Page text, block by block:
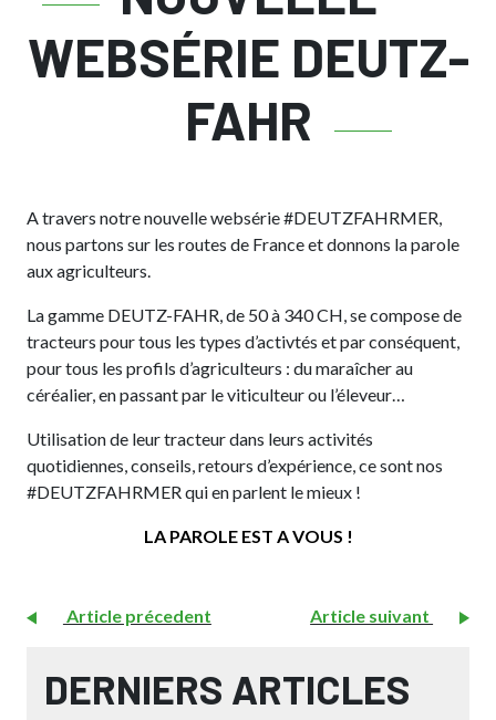
WEBSÉRIE DEUTZ-
FAHR
A travers notre nouvelle websérie #DEUTZFAHRMER,
nous partons sur les routes de France et donnons la parole
aux agriculteurs.
La gamme DEUTZ-FAHR, de 50 à 340 CH, se compose de
tracteurs pour tous les types d’activtés et par conséquent,
pour tous les profils d’agriculteurs : du maraîcher au
céréalier, en passant par le viticulteur ou l’éleveur…
Utilisation de leur tracteur dans leurs activités
quotidiennes, conseils, retours d’expérience, ce sont nos
#DEUTZFAHRMER qui en parlent le mieux !
LA PAROLE EST A VOUS !
Article précedent Article suivant
DERNIERS ARTICLES